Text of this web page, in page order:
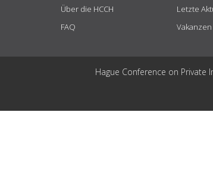
Über die HCCH
FAQ
Letzte
Vakanzen
Hague Conference on